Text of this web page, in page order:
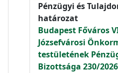
Pénzügyi és
határozat
Budapest Főváros
Józsefvárosi
testületének
Bizottsága 230/